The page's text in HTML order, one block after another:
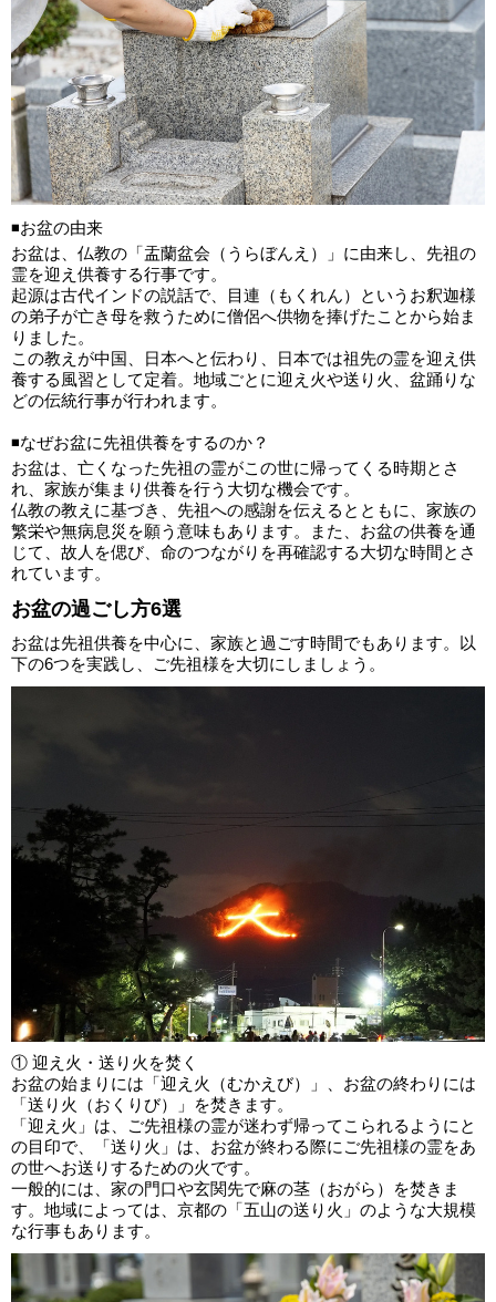
◾️お盆の由来
お盆は、仏教の「盂蘭盆会（うらぼんえ）」に由来し、先祖の
霊を迎え供養する行事です。
起源は古代インドの説話で、目連（もくれん）というお釈迦様
の弟子が亡き母を救うために僧侶へ供物を捧げたことから始ま
りました。
この教えが中国、日本へと伝わり、日本では祖先の霊を迎え供
養する風習として定着。地域ごとに迎え火や送り火、盆踊りな
どの伝統行事が行われます。
◾️なぜお盆に先祖供養をするのか？
お盆は、亡くなった先祖の霊がこの世に帰ってくる時期とさ
れ、家族が集まり供養を行う大切な機会です。
仏教の教えに基づき、先祖への感謝を伝えるとともに、家族の
繁栄や無病息災を願う意味もあります。また、お盆の供養を通
じて、故人を偲び、命のつながりを再確認する大切な時間とさ
れています。
お盆の過ごし方6選
お盆は先祖供養を中心に、家族と過ごす時間でもあります。以
下の6つを実践し、ご先祖様を大切にしましょう。
① 迎え火・送り火を焚く
お盆の始まりには「迎え火（むかえび）」、お盆の終わりには
「送り火（おくりび）」を焚きます。
「迎え火」は、ご先祖様の霊が迷わず帰ってこられるようにと
の目印で、「送り火」は、お盆が終わる際にご先祖様の霊をあ
の世へお送りするための火です。
一般的には、家の門口や玄関先で麻の茎（おがら）を焚きま
す。地域によっては、京都の「五山の送り火」のような大規模
な行事もあります。